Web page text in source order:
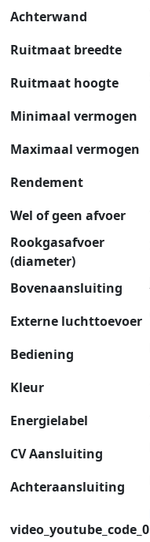
Achterwand
Ruitmaat breedte
Ruitmaat hoogte
Minimaal vermogen
Maximaal vermogen
Rendement
Wel of geen afvoer
Rookgasafvoer
(diameter)
Bovenaansluiting
Externe luchttoevoer
Bediening
Kleur
Energielabel
CV Aansluiting
Achteraansluiting
video_youtube_code_0